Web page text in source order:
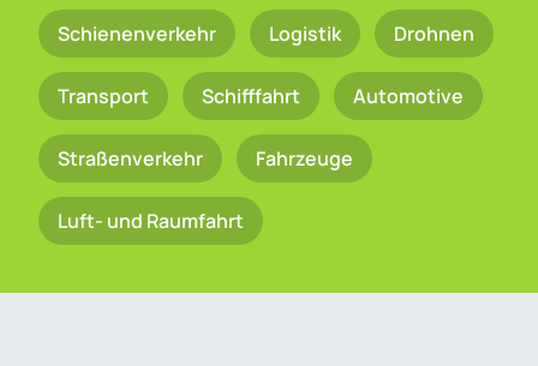
Schienenverkehr Logistik Drohnen
Transport Schifffahrt Automotive
Straßenverkehr Fahrzeuge
Luft- und Raumfahrt